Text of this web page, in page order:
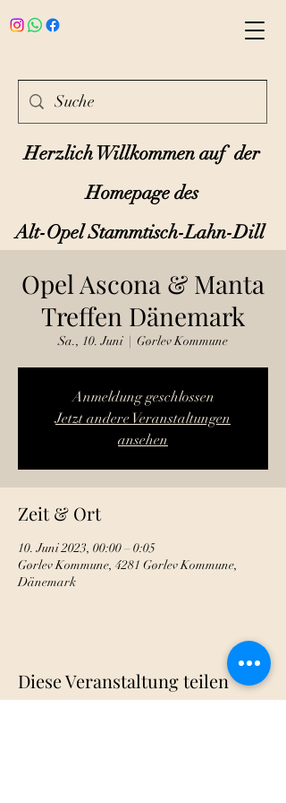
Herzlich Willkommen auf der
Homepage des
Alt-Opel Stammtisch-Lahn-Dill
Opel Ascona & Manta
Treffen Dänemark
Sa., 10. Juni
  |
Gørlev Kommune
Anmeldung geschlossen
Jetzt andere Veranstaltungen
ansehen
Zeit & Ort
10. Juni 2023, 00:00 – 0:05
Gørlev Kommune, 4281 Gørlev Kommune,
Dänemark
Diese Veranstaltung teilen